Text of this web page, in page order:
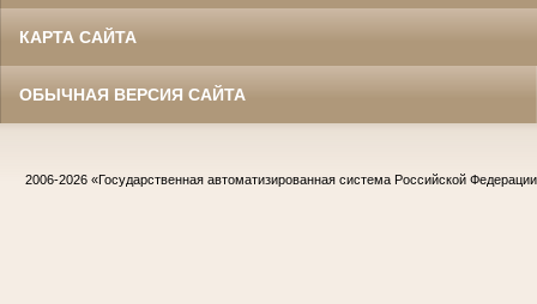
КАРТА САЙТА
ОБЫЧНАЯ ВЕРСИЯ САЙТА
2006-2026 «Государственная автоматизированная система Российской